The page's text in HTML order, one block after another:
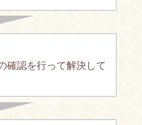
確認を行って解決して